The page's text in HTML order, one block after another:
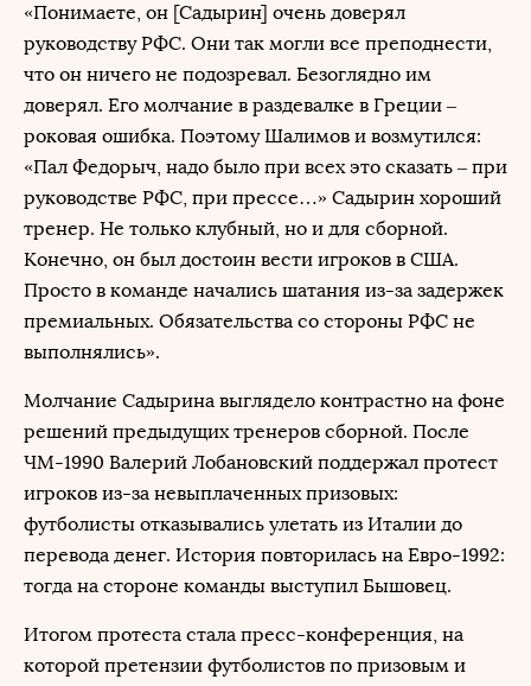
«Понимаете, он [Садырин] очень доверял
руководству РФС. Они так могли все преподнести,
что он ничего не подозревал. Безоглядно им
доверял. Его молчание в раздевалке в Греции –
роковая ошибка. Поэтому Шалимов и возмутился:
«Пал Федорыч, надо было при всех это сказать – при
руководстве РФС, при прессе…» Садырин хороший
тренер. Не только клубный, но и для сборной.
Конечно, он был достоин вести игроков в США.
Просто в команде начались шатания из-за задержек
премиальных. Обязательства со стороны РФС не
выполнялись».
Молчание Садырина выглядело контрастно на фоне
решений предыдущих тренеров сборной. После
ЧМ-1990 Валерий Лобановский поддержал протест
игроков из-за невыплаченных призовых:
футболисты отказывались улетать из Италии до
перевода денег. История повторилась на Евро-1992:
тогда на стороне команды выступил Бышовец.
Итогом протеста стала пресс-конференция, на
которой претензии футболистов по призовым и